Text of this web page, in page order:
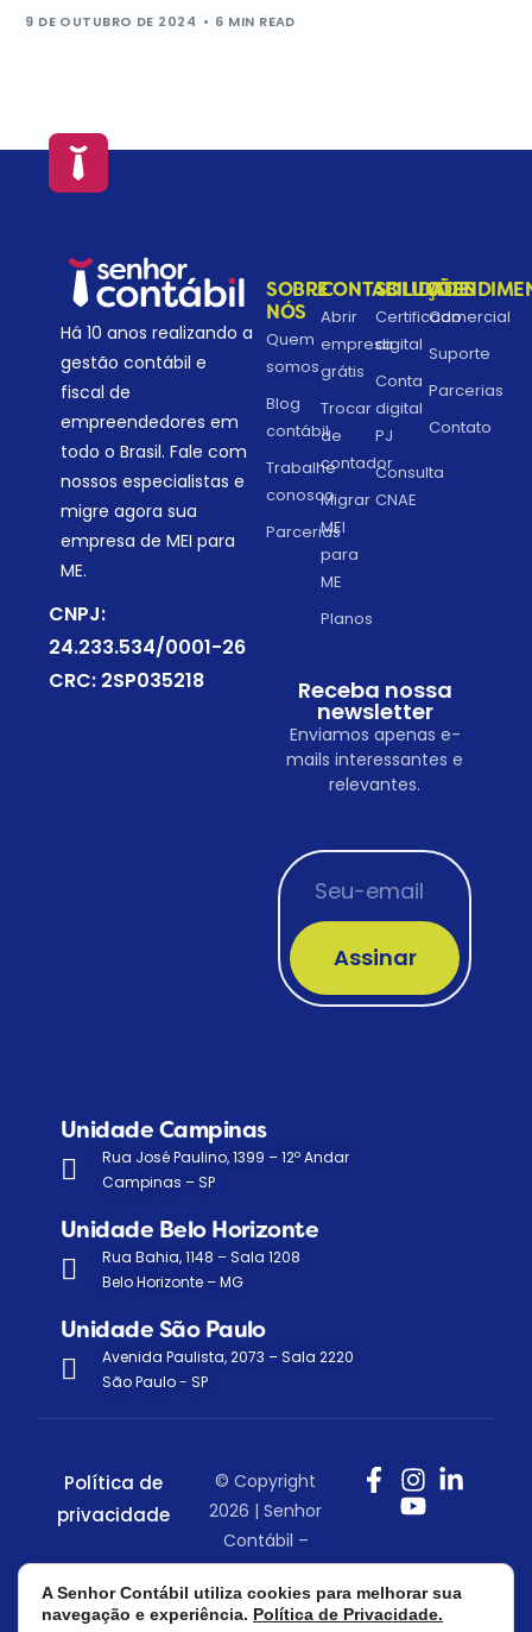
9 DE OUTUBRO DE 2024 6 MIN READ
Há 10 anos realizando a
gestão contábil e
fiscal de
empreendedores em
todo o Brasil. Fale com
nossos especialistas e
migre agora sua
empresa de MEI para
ME.
CNPJ:
24.233.534/0001-26
CRC: 2SP035218
SOBRE
NÓS
Quem
somos
Blog
contábil
Trabalhe
conosco
Parcerias
CONTABILIDADE
Abrir
empresa
grátis
Trocar
de
contador
Migrar
MEI
para
ME
Planos
SOLUÇÕES
Certificado
digital
Conta
digital
PJ
Consulta
CNAE
Comercial
Suporte
Parcerias
Contato
Receba nossa
newsletter
Enviamos apenas e-
mails interessantes e
relevantes.
Assinar
Unidade Campinas
Rua José Paulino, 1399 – 12º Andar
Campinas – SP
Unidade Belo Horizonte
Rua Bahia, 1148 – Sala 1208
Belo Horizonte – MG
Unidade São Paulo
Avenida Paulista, 2073 – Sala 2220
São Paulo - SP
Política de
privacidade
© Copyright
2026 | Senhor
Contábil –
Todos os
direitos
A Senhor Contábil utiliza cookies para melhorar sua
navegação e experiência. Política de Privacidade.